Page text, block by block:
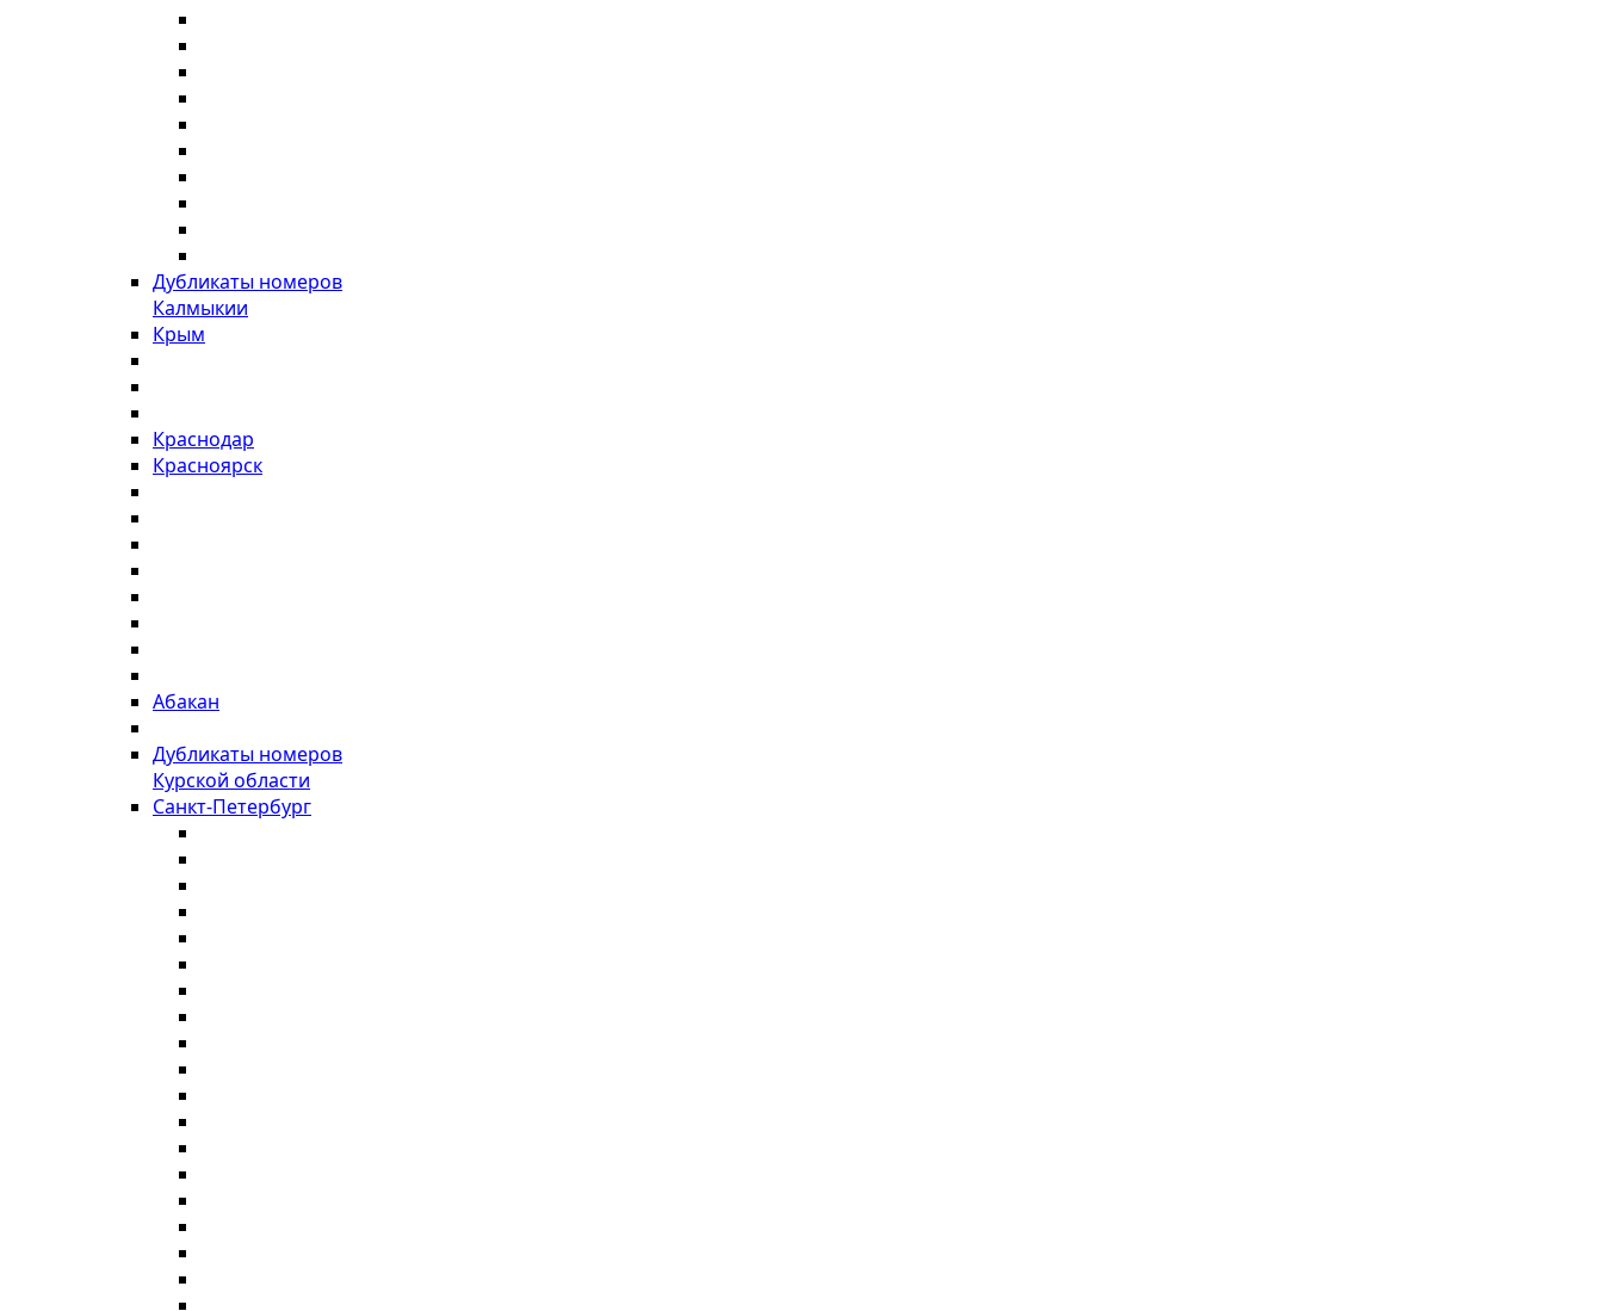
Дубликаты номеров
Калмыкии
Крым
Краснодар
Красноярск
Абакан
Дубликаты номеров
Курской области
Санкт-Петербург